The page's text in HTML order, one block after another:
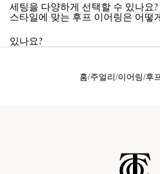
세팅을 다양하게 선택할 수 있나요?
스타일에 맞는 후프 이어링은 어떻
있나요?
홈 주얼리 이어링 후